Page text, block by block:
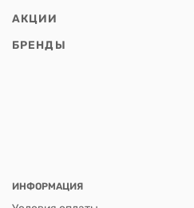
АКЦИИ
БРЕНДЫ
ИНФОРМАЦИЯ